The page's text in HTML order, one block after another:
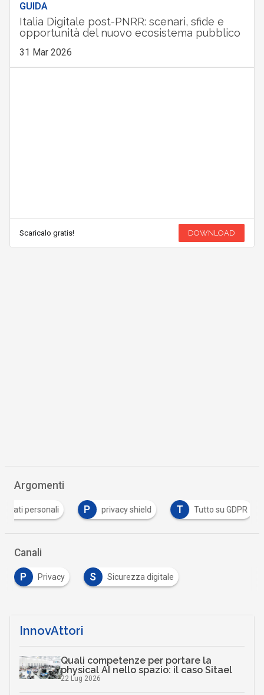
GUIDA
Italia Digitale post-PNRR: scenari, sfide e
opportunità del nuovo ecosistema pubblico
31 Mar 2026
Scaricalo gratis! DOWNLOAD
Argomenti
dati personali P privacy shield T Tutto su GDPR
Canali
P Privacy S Sicurezza digitale
InnovAttori
Quali competenze per portare la
physical AI nello spazio: il caso Sitael
22 Lug 2026